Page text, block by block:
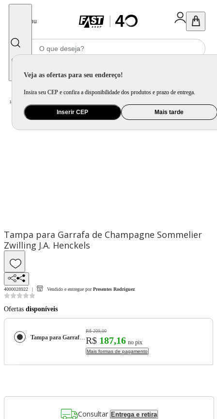
Menu
Veja as ofertas para seu endereço!
Insira seu CEP e confira a disponibilidade dos produtos e prazo de entrega.
Inserir CEP Mais tarde
Home
Tampa para Garrafa de Champagne Sommelier
Zwilling J.A. Henckels
4000028922 Vendido e entregue por Presentes Rodriguez
Ofertas disponíveis
Tampa para Garrafa de Champagne Sommelier Zwilling J.A. Henckels
R$ 209,00
R$ 187,16 no pix
Mais formas de pagamento
Consultar Entrega e retira